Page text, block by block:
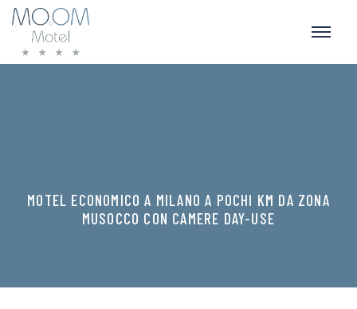
MOTEL ECONOMICO A MILANO A POCHI KM DA ZONA
MUSOCCO CON CAMERE DAY-USE